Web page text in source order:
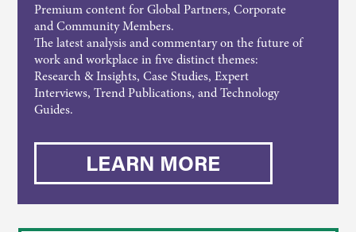
Premium content for Global Partners, Corporate
and Community Members.
The latest analysis and commentary on the future of
work and workplace in five distinct themes:
Research & Insights, Case Studies, Expert
Interviews, Trend Publications, and Technology
Guides.
LEARN MORE